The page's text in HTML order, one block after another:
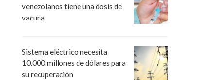
venezolanos tiene una dosis de
vacuna
Sistema eléctrico necesita
10.000 millones de dólares para
su recuperación